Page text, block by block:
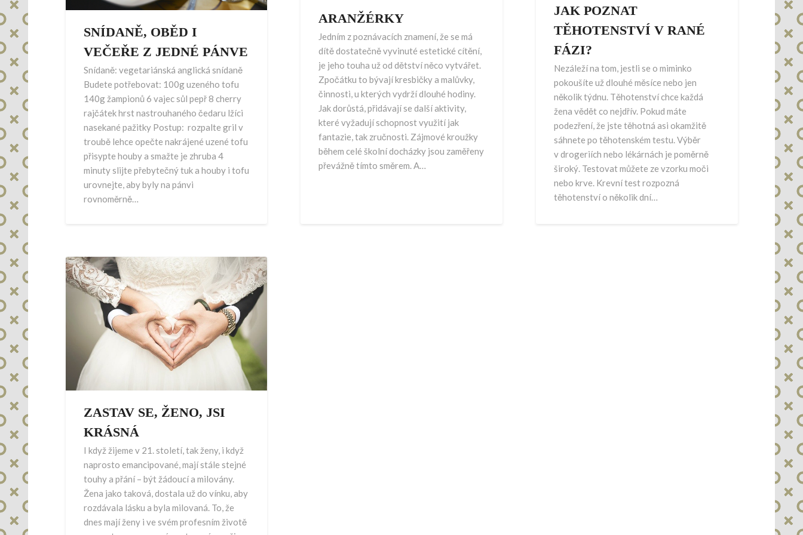
SNÍDANĚ, OBĚD I
VEČEŘE Z JEDNÉ PÁNVE
Snídaně: vegetariánská anglická snídaně
Budete potřebovat: 100g uzeného tofu
140g žampionů 6 vajec sůl pepř 8 cherry
rajčátek hrst nastrouhaného čedaru lžíci
nasekané pažitky Postup: rozpalte gril v
troubě lehce opečte nakrájené uzené tofu
přisypte houby a smažte je zhruba 4
minuty slijte přebytečný tuk a houby i tofu
urovnejte, aby byly na pánvi
rovnoměrně…
ARANŽÉRKY
Jedním z poznávacích znamení, že se má
dítě dostatečně vyvinuté estetické cítění,
je jeho touha už od dětství něco vytvářet.
Zpočátku to bývají kresbičky a malůvky,
činnosti, u kterých vydrží dlouhé hodiny.
Jak dorůstá, přidávají se další aktivity,
které vyžadují schopnost využití jak
fantazie, tak zručnosti. Zájmové kroužky
během celé školní docházky jsou zaměřeny
převážně tímto směrem. A…
JAK POZNAT
TĚHOTENSTVÍ V RANÉ
FÁZI?
Nezáleží na tom, jestli se o miminko
pokoušíte už dlouhé měsíce nebo jen
několik týdnu. Těhotenství chce každá
žena vědět co nejdřív. Pokud máte
podezření, že jste těhotná asi okamžitě
sáhnete po těhotenském testu. Výběr
v drogeriích nebo lékárnách je poměrně
široký. Testovat můžete ze vzorku moči
nebo krve. Krevní test rozpozná
těhotenství o několik dní…
ZASTAV SE, ŽENO, JSI
KRÁSNÁ
I když žijeme v 21. století, tak ženy, i když
naprosto emancipované, mají stále stejné
touhy a přání – být žádoucí a milovány.
Žena jako taková, dostala už do vínku, aby
rozdávala lásku a byla milovaná. To, že
dnes mají ženy i ve svém profesním životě